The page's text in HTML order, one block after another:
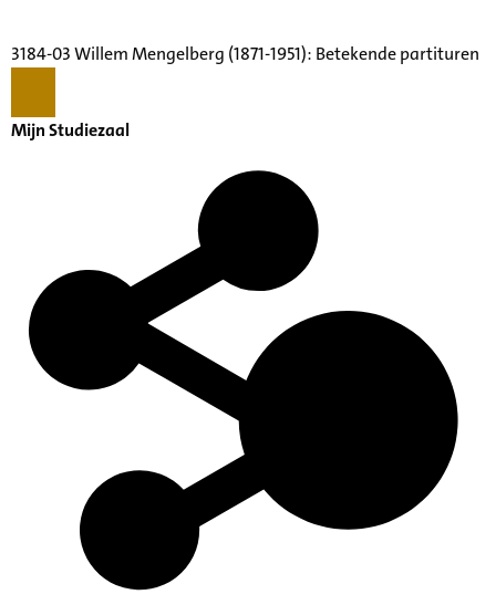
3184-03 Willem Mengelberg (1871-1951): Betekende partituren
Mijn Studiezaal